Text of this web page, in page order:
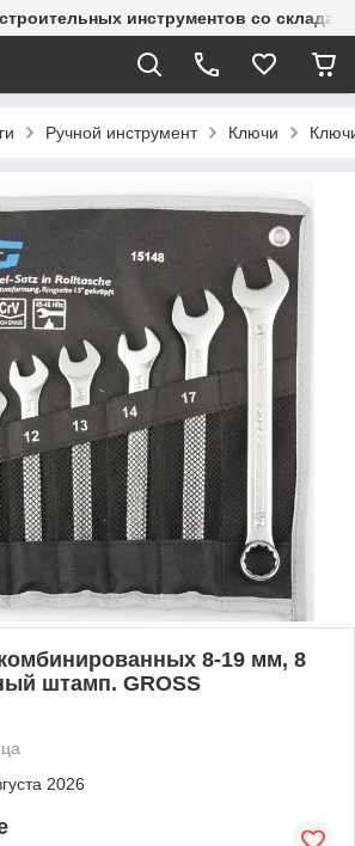
инструментов со склада
Ручной инструмент Ключи
8-19 мм, 8
штамп. GROSS
2026